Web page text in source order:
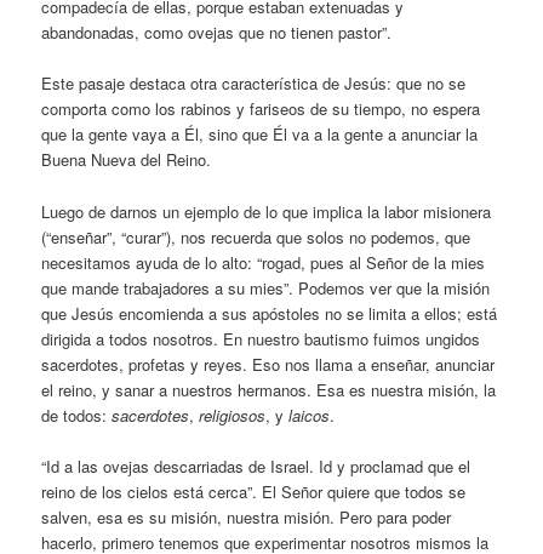
compadecía de ellas, porque estaban extenuadas y
abandonadas, como ovejas que no tienen pastor”.
Este pasaje destaca otra característica de Jesús: que no se
comporta como los rabinos y fariseos de su tiempo, no espera
que la gente vaya a Él, sino que Él va a la gente a anunciar la
Buena Nueva del Reino.
Luego de darnos un ejemplo de lo que implica la labor misionera
(“enseñar”, “curar”), nos recuerda que solos no podemos, que
necesitamos ayuda de lo alto: “rogad, pues al Señor de la mies
que mande trabajadores a su mies”. Podemos ver que la misión
que Jesús encomienda a sus apóstoles no se limita a ellos; está
dirigida a todos nosotros. En nuestro bautismo fuimos ungidos
sacerdotes, profetas y reyes. Eso nos llama a enseñar, anunciar
el reino, y sanar a nuestros hermanos. Esa es nuestra misión, la
de todos:sacerdotes,religiosos, ylaicos.
“Id a las ovejas descarriadas de Israel. Id y proclamad que el
reino de los cielos está cerca”. El Señor quiere que todos se
salven, esa es su misión, nuestra misión. Pero para poder
hacerlo, primero tenemos que experimentar nosotros mismos la